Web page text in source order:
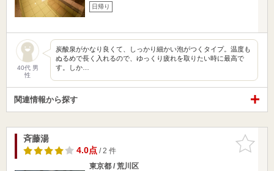
日帰り
40代 男
性
炭酸泉がかなり良くて、しっかり細かい泡がつくタイプ。温度も
ぬるめで長く入れるので、ゆっくり疲れを取りたい時に最高で
す。しか…
関連情報から探す
お気に入
りに追加
斉藤湯
4.0点/ 2 件
東京都 / 荒川区